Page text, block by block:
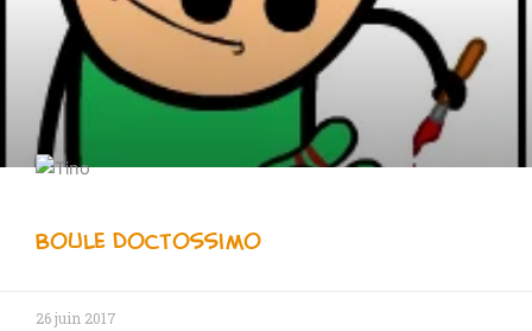
Boule Doctossimo
26 juin 2017